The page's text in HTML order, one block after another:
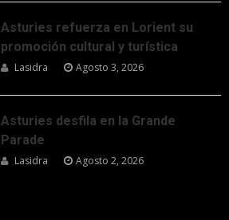
Asturies refuerza en Lorient su
promoción cultural y turística
Lasidra Agosto 3, 2026
Asturies desfila en la Grande
Parade
Lasidra Agosto 2, 2026